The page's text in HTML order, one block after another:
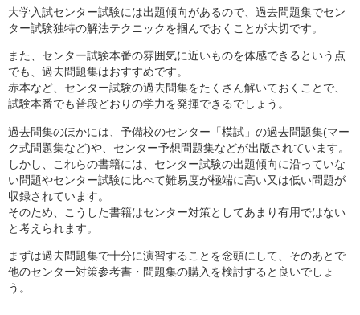
大学入試センター試験には出題傾向があるので、過去問題集でセン
ター試験独特の解法テクニックを掴んでおくことが大切です。
また、センター試験本番の雰囲気に近いものを体感できるという点
でも、過去問題集はおすすめです。
赤本など、センター試験の過去問集をたくさん解いておくことで、
試験本番でも普段どおりの学力を発揮できるでしょう。
過去問集のほかには、予備校のセンター「模試」の過去問題集(マー
ク式問題集など)や、センター予想問題集などが出版されています。
しかし、これらの書籍には、センター試験の出題傾向に沿っていな
い問題やセンター試験に比べて難易度が極端に高い又は低い問題が
収録されています。
そのため、こうした書籍はセンター対策としてあまり有用ではない
と考えられます。
まずは過去問題集で十分に演習することを念頭にして、そのあとで
他のセンター対策参考書・問題集の購入を検討すると良いでしょ
う。